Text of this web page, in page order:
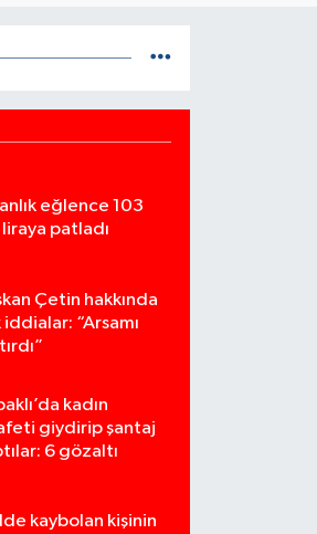
eğlence 103
liraya patladı
Çetin hakkında
iddialar: “Arsamı
kadın
giydirip şantaj
6 gözaltı
kaybolan kişinin